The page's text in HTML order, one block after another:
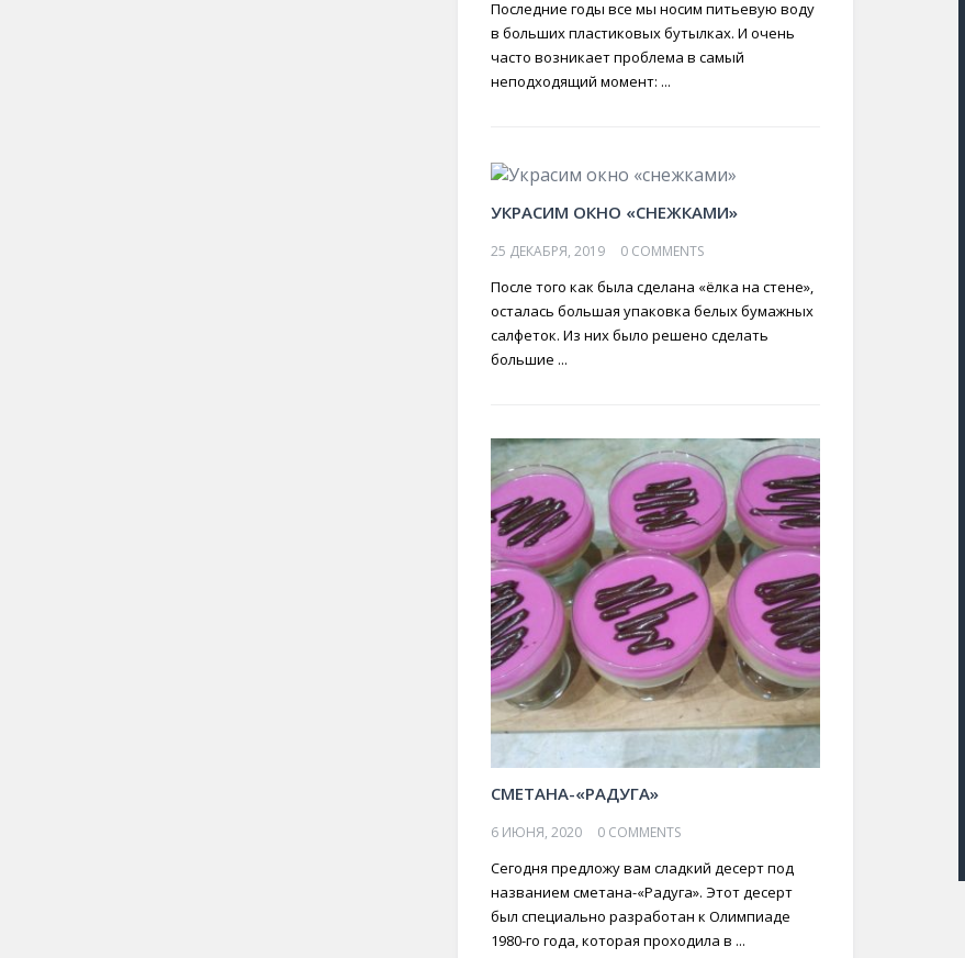
Последние годы все мы носим питьевую воду
в больших пластиковых бутылках. И очень
часто возникает проблема в самый
неподходящий момент: ...
УКРАСИМ ОКНО «СНЕЖКАМИ»
25 ДЕКАБРЯ, 2019 0 COMMENTS
После того как была сделана «ёлка на стене»,
осталась большая упаковка белых бумажных
салфеток. Из них было решено сделать
большие ...
СМЕТАНА-«РАДУГА»
6 ИЮНЯ, 2020 0 COMMENTS
Сегодня предложу вам сладкий десерт под
названием сметана-«Радуга». Этот десерт
был специально разработан к Олимпиаде
1980-го года, которая проходила в ...